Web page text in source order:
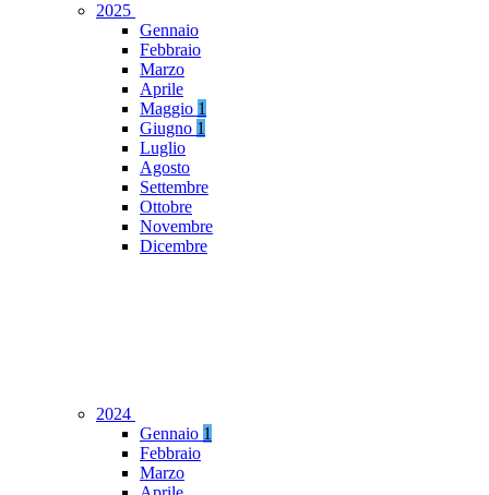
2025
Gennaio
Febbraio
Marzo
Aprile
Maggio 1
Giugno 1
Luglio
Agosto
Settembre
Ottobre
Novembre
Dicembre
2024
Gennaio 1
Febbraio
Marzo